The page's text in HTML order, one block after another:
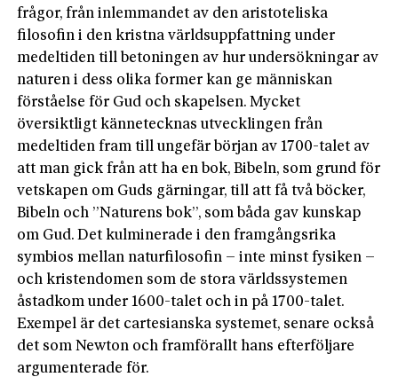
frågor, från inlemmandet av den aristoteliska
filosofin i den kristna världsuppfattning under
medeltiden till betoningen av hur undersökningar av
naturen i dess olika former kan ge människan
förståelse för Gud och skapelsen. Mycket
översiktligt kännetecknas utvecklingen från
medeltiden fram till ungefär början av 1700-talet av
att man gick från att ha en bok, Bibeln, som grund för
vetskapen om Guds gärningar, till att få två böcker,
Bibeln och ”Naturens bok”, som båda gav kunskap
om Gud. Det kulminerade i den framgångsrika
symbios mellan naturfilosofin – inte minst fysiken –
och kristendomen som de stora världssystemen
åstadkom under 1600-talet och in på 1700-talet.
Exempel är det cartesianska systemet, senare också
det som Newton och framförallt hans efterföljare
argumenterade för.